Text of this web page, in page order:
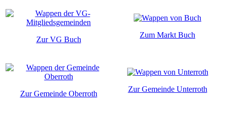
Zur VG Buch
Zum Markt Buch
Zur Gemeinde Oberroth
Zur Gemeinde Unterroth